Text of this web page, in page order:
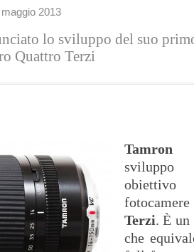
2013
lo sviluppo del suo
Quattro Terzi
Tamron
Terzi. È
che